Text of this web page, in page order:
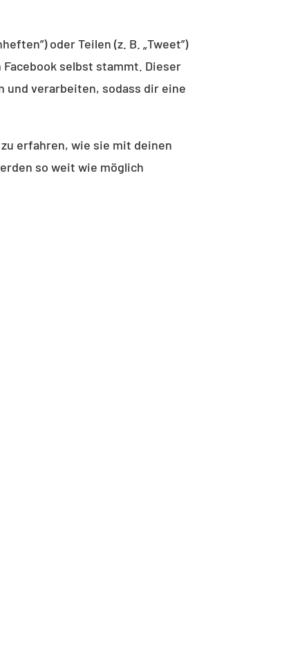
oder Teilen (z. B. „Tweet”)
selbst stammt. Dieser
und verarbeiten, sodass dir eine
erfahren, wie sie mit deinen
so weit wie möglich